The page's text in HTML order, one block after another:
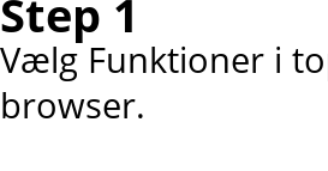
Step 1
Vælg Funktioner i
browser.